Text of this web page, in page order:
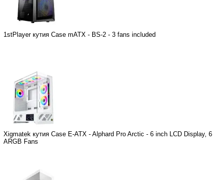
1stPlayer кутия Case mATX - BS-2 - 3 fans included
Xigmatek кутия Case E-ATX - Alphard Pro Arctic - 6 inch LCD Display, 6
ARGB Fans